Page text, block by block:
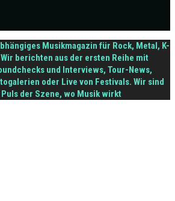
Musikmagazin für Rock, Metal, K-
berichten aus der ersten Reihe mit
und Interviews, Tour-News,
oder Live von Festivals. Wir sind
der Szene, wo Musik wirkt